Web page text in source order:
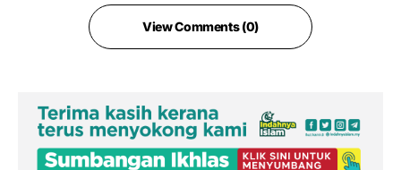
View Comments (0)